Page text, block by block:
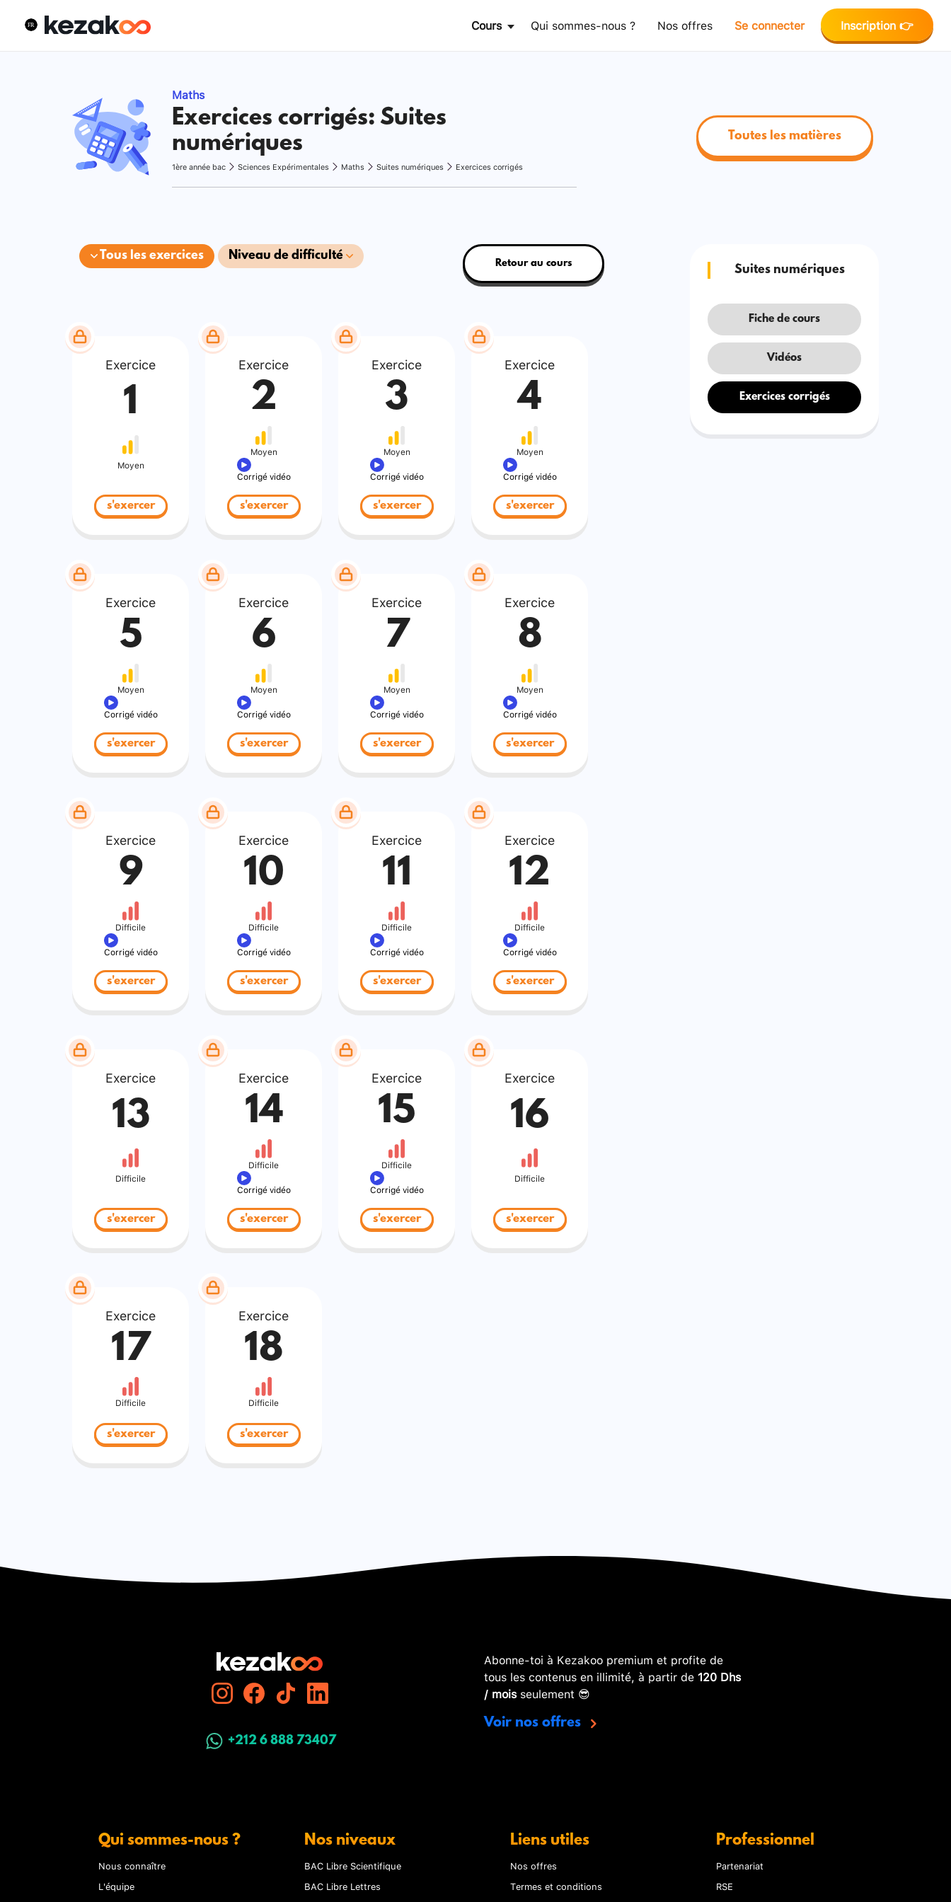
Cours Qui sommes-nous ? Nos offres Se connecter Inscription 👉
Maths
Exercices corrigés: Suites
numériques
1ère année bac Sciences Expérimentales Maths Suites numériques Exercices corrigés
Toutes les matières
Tous les exercices Niveau de difficulté
Retour au cours
Exercice
1
Moyen
s'exercer
Exercice
2
Moyen
Corrigé vidéo
s'exercer
Exercice
3
Moyen
Corrigé vidéo
s'exercer
Exercice
4
Moyen
Corrigé vidéo
s'exercer
Exercice
5
Moyen
Corrigé vidéo
s'exercer
Exercice
6
Moyen
Corrigé vidéo
s'exercer
Exercice
7
Moyen
Corrigé vidéo
s'exercer
Exercice
8
Moyen
Corrigé vidéo
s'exercer
Exercice
9
Difficile
Corrigé vidéo
s'exercer
Exercice
10
Difficile
Corrigé vidéo
s'exercer
Exercice
11
Difficile
Corrigé vidéo
s'exercer
Exercice
12
Difficile
Corrigé vidéo
s'exercer
Exercice
13
Difficile
s'exercer
Exercice
14
Difficile
Corrigé vidéo
s'exercer
Exercice
15
Difficile
Corrigé vidéo
s'exercer
Exercice
16
Difficile
s'exercer
Exercice
17
Difficile
s'exercer
Exercice
18
Difficile
s'exercer
Suites numériques
Fiche de cours
Vidéos
Exercices corrigés
+212 6 888 73407
Abonne-toi à Kezakoo premium et profite de
tous les contenus en illimité, à partir de 120 Dhs
/ moisseulement 😎
Voir nos offres
Qui sommes-nous ?
Nous connaître
L'équipe
Nos niveaux
BAC Libre Scientifique
BAC Libre Lettres
Liens utiles
Nos offres
Termes et conditions
Professionnel
Partenariat
RSE